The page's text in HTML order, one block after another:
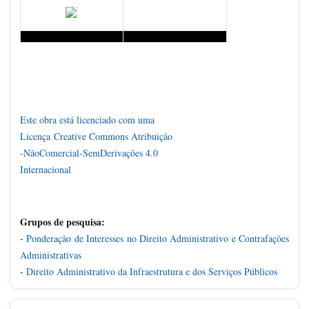
Este obra está licenciado com uma
Licença Creative Commons Atribuição
-NãoComercial-SemDerivações 4.0
Internacional
Grupos de pesquisa:
-Ponderação de Interesses no Direito Administrativo e Contrafações
Administrativas
- Direito Administrativo da Infraestrutura e dos Serviços Públicos